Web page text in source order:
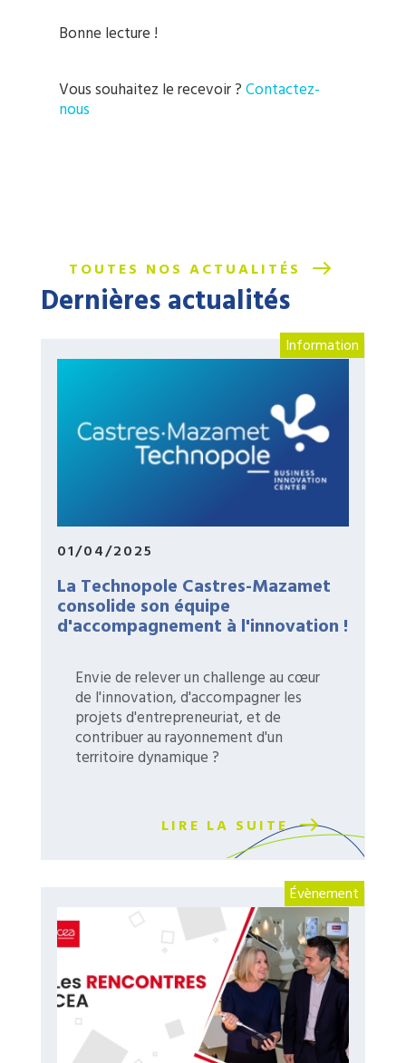
Bonne lecture !
Vous souhaitez le recevoir ?Contactez-
nous
TOUTES NOS ACTUALITÉS
Dernières actualités
Information
01/04/2025
La Technopole Castres-Mazamet
consolide son équipe
d'accompagnement à l'innovation !
Envie de relever un challenge au cœur
de l'innovation, d'accompagner les
projets d'entrepreneuriat, et de
contribuer au rayonnement d'un
territoire dynamique ?
LIRE LA SUITE
Évènement